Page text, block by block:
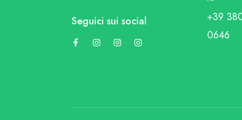
Seguici sui social
+39
0646